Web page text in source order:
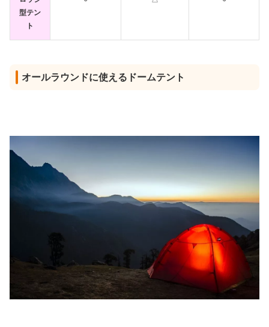
型テン
ト
オールラウンドに使えるドームテント